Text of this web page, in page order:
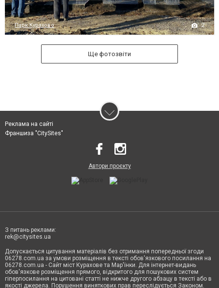
Парк Курахово 2
Ще фотозвіти
Реклама на сайті
Франшиза "CitySites"
Автори проєкту
З питань реклами:
rek@citysites.ua
Допускається цитування матеріалів без отримання попередньої згоди
06278.com.ua за умови розміщення в тексті обов'язкового посилання на
06278.com.ua - Сайт міст Курахове та Мар'їнки. Для інтернет-видань
обов'язкове розміщення прямого, відкритого для пошукових систем
гіперпосилання на цитовані статті не нижче другого абзацу в тексті або в
якості джерела. Порушення виняткових прав переслідується Законом.